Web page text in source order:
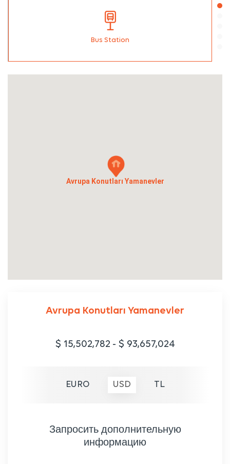
Bus Station
Avrupa Konutları Yamanevler
Avrupa Konutları Yamanevler
$ 15,502,782 - $ 93,657,024
EURO USD TL
Запросить дополнительную
информацию